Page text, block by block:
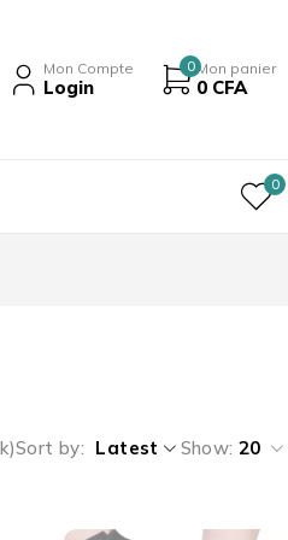
Mon Compte
Login
0 Mon panier
0 CFA
0
Sort by Latest Show: 20